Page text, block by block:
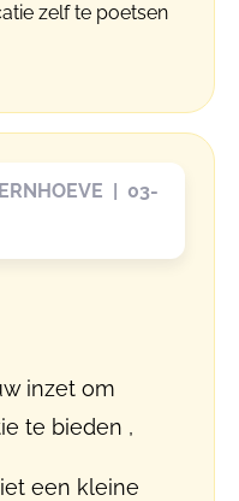
zelf te poetsen
| 03-
inzet om
te bieden ,
een kleine